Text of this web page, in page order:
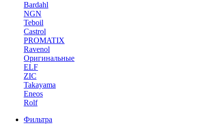
Bardahl
NGN
Teboil
Castrol
PROMATIX
Ravenol
Оригинальные
ELF
ZIC
Takayama
Eneos
Rolf
Фильтра